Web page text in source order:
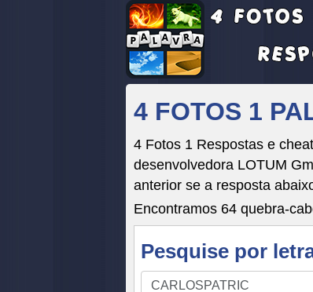
4 FOTOS 1
4 Fotos 1 Respostas e
desenvolvedora LOTUM
anterior se a resposta
Encontramos 64 quebra-
Pesquise por
Pesquise